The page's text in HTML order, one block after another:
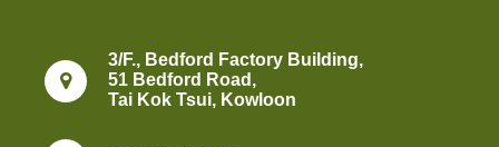
3/F., Bedford Factory Building,
51 Bedford Road,
Tai Kok Tsui, Kowloon